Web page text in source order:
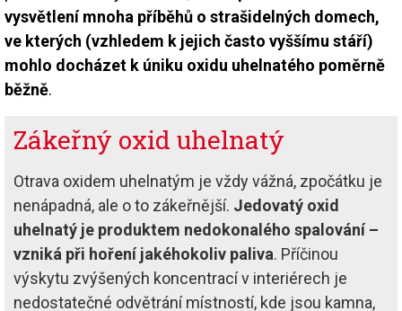
vysvětlení mnoha příběhů o strašidelných domech,
ve kterých (vzhledem k jejich často vyššímu stáří)
mohlo docházet k úniku oxidu uhelnatého poměrně
běžně.
Zákeřný oxid uhelnatý
Otrava oxidem uhelnatým je vždy vážná, zpočátku je
nenápadná, ale o to zákeřnější. Jedovatý oxid
uhelnatý je produktem nedokonalého spalování –
vzniká při hoření jakéhokoliv paliva. Příčinou
výskytu zvýšených koncentrací v interiérech je
nedostatečné odvětrání místností, kde jsou kamna,